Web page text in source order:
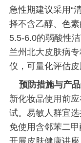
急性期建议采用“
择不含乙醇、色
5.5-6.0的弱酸性
兰州北大皮肤病
仪，可量化评估皮
预防措施与产
新化妆品使用前
试。易敏人群宜
免使用含邻苯二
开展皮肤健康讲座